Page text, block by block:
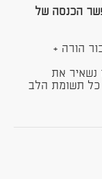
הכנסה של
הורה +
נשאיר את
כל תשומת הלב